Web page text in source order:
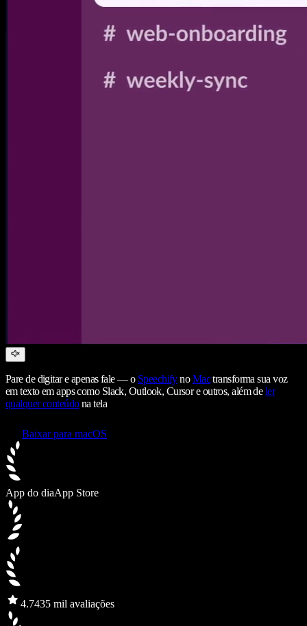
Pare de digitar e apenas fale — o SpeechifynoMactransforma sua voz
em texto em apps como Slack, Outlook, Cursor e outros, além deler
qualquer conteúdona tela
Baixar para macOS
App do diaApp Store
4.7435 mil avaliações